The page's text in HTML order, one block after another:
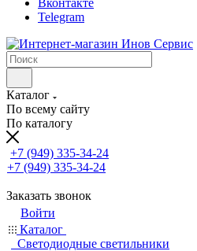
Вконтакте
Telegram
Каталог
По всему сайту
По каталогу
+7 (949) 335-34-24
+7 (949) 335-34-24
Заказать звонок
Войти
Каталог
Светодиодные светильники